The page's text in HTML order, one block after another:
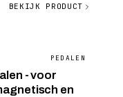
BEKIJK PRODUCT
PEDALEN
- voor
en